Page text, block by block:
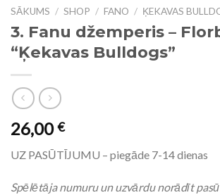
SĀKUMS / SHOP / FANO / ĶEKAVAS
3. Fanu džemperis –
“Ķekavas Bulldogs”
26,00€
UZ PASŪTĪJUMU – piegāde 7-14 dienas
Spēlētāja numuru un uzvārdu norādīt